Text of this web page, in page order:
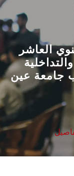
عن الجامعة
القطاعـات
الشئون الأكاديمية
البحث العلمي
الرعاية الصحية
المراكز والوحدات
العاشر
جامعة عين